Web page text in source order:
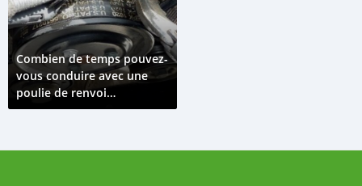
Combien de temps pouvez-
vous conduire avec une
poulie de renvoi
défectueuse ?